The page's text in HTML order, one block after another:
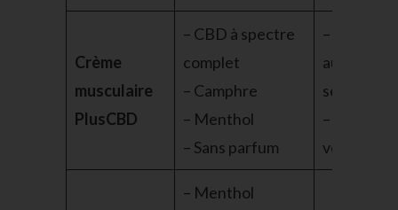
Crème
musculaire
PlusCBD
– CBD à spectre
complet
– Camphre
– Menthol
– Sans parfum
– Convient
aux peaux
sensibles
– Non
végétalien
– Menthol